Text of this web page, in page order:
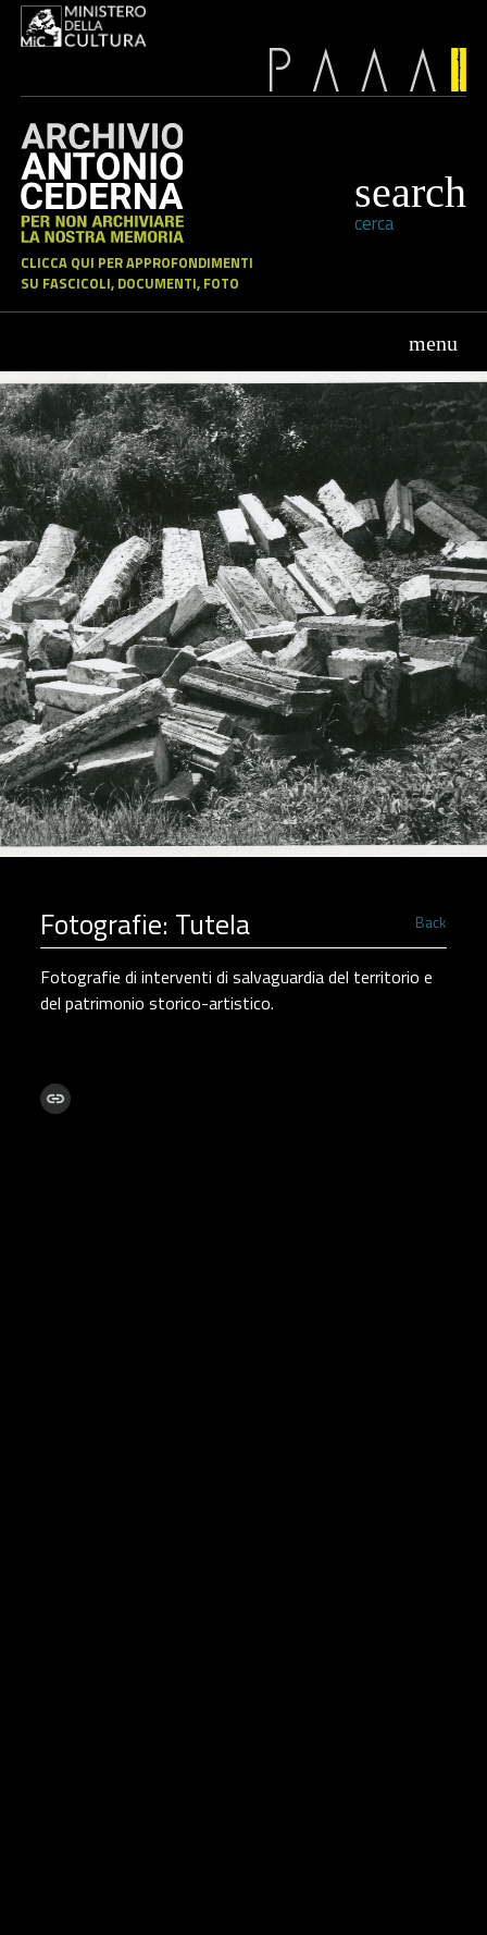
CLICCA QUI PER APPROFONDIMENTI
SU FASCICOLI, DOCUMENTI, FOTO
cerca
Fotografie: Tutela Back
Fotografie di interventi di salvaguardia del territorio e
del patrimonio storico-artistico.